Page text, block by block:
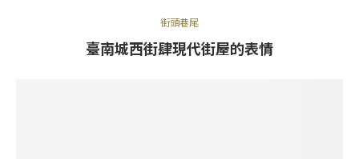
街頭巷尾
臺南城西街肆現代街屋的表情